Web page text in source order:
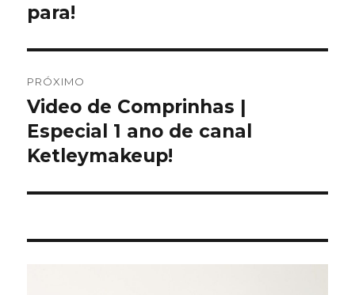
Post
anterior:
para!
PRÓXIMO
Próximo
post:
Video de Comprinhas |
Especial 1 ano de canal
Ketleymakeup!